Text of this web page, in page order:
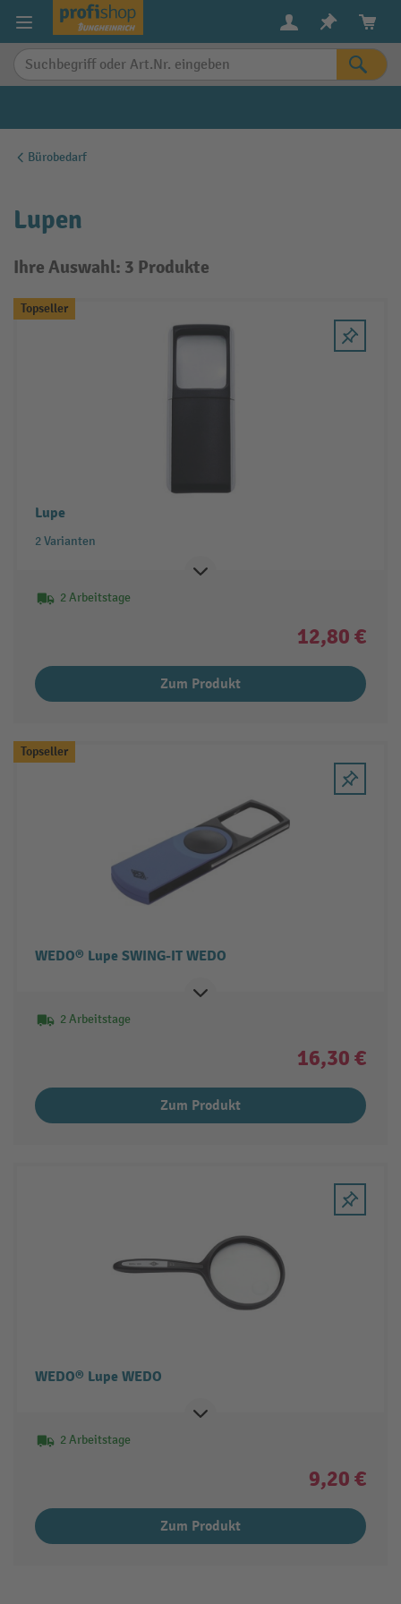
springen
Bürobedarf
Lupen
Ihre Auswahl: 3 Produkte
Topseller
Lupe
2 Varianten
2 Arbeitstage
12,80 €
Zum Produkt
Topseller
WEDO® Lupe SWING-IT WEDO
2 Arbeitstage
16,30 €
Zum Produkt
WEDO® Lupe WEDO
2 Arbeitstage
9,20 €
Zum Produkt